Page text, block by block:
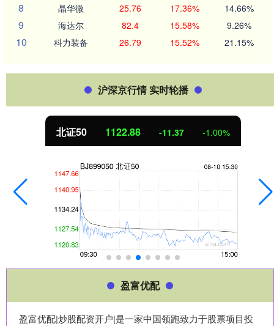
8 晶华微 25.76 17.36% 14.66%
9 海达尔 82.4 15.58% 9.26%
10 科力装备 26.79 15.52% 21.15%
沪深京行情 实时轮播
北证50 1122.88 -11.37 -1.00%
盈富优配
盈富优配|炒股配资开户|是一家中国领跑致力于股票项目投